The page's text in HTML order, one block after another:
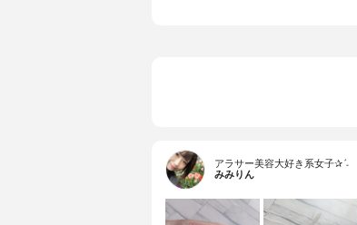
アラサー美容大好き系女子✰ˊ˗
みみりん